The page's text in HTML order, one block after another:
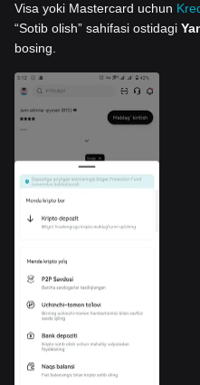
Visa yoki Mastercard uchun
“Sotib olish” sahifasi ostidagi
bosing.